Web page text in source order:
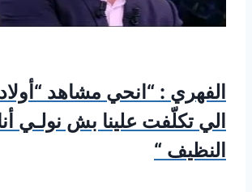
الفهري : “انحي مشاهد
الي تكلّفت علينا بش نولـي
النظيف “